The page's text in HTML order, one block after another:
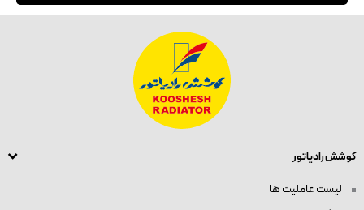
کوشش رادیاتور
لیست عاملیت ها